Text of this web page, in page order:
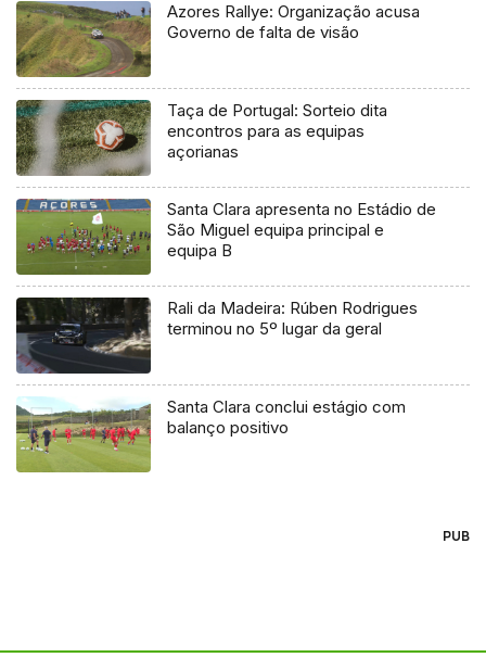
Azores Rallye: Organização acusa
Governo de falta de visão
Taça de Portugal: Sorteio dita
encontros para as equipas
açorianas
Santa Clara apresenta no Estádio de
São Miguel equipa principal e
equipa B
Rali da Madeira: Rúben Rodrigues
terminou no 5º lugar da geral
Santa Clara conclui estágio com
balanço positivo
PUB